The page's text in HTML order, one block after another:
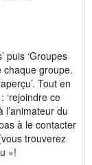
puis ‘Groupes
chaque groupe.
Tout en
‘rejoindre ce
l’animateur du
à le contacter
trouverez
»!